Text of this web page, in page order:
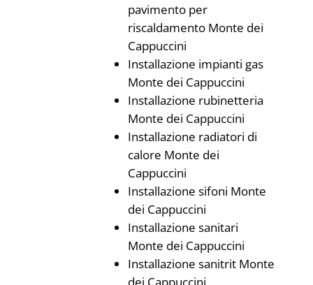
pavimento per
riscaldamento Monte dei
Cappuccini
Installazione impianti gas
Monte dei Cappuccini
Installazione rubinetteria
Monte dei Cappuccini
Installazione radiatori di
calore Monte dei
Cappuccini
Installazione sifoni Monte
dei Cappuccini
Installazione sanitari
Monte dei Cappuccini
Installazione sanitrit Monte